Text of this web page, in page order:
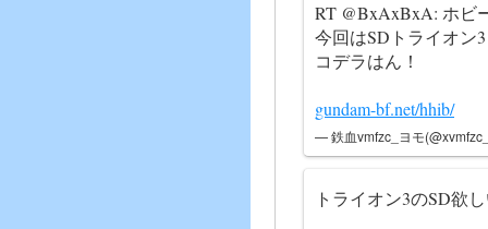
RT @BxAxBxA: ホビ
今回はSDトライオン
コデラはん！
gundam-bf.net/hhib/
— 鉄血vmfzc_ヨモ
トライオン3のSD欲